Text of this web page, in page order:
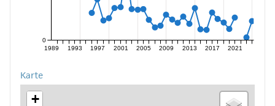
1989 1993 1997 2001 2005 2009 2013 2017 2021
0
Karte
+